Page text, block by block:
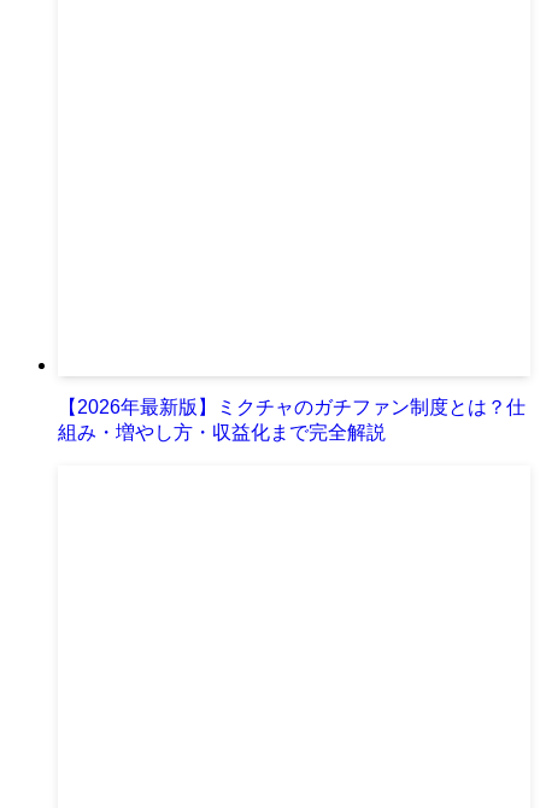
【2026年最新版】ミクチャのガチファン制度とは？仕
組み・増やし方・収益化まで完全解説